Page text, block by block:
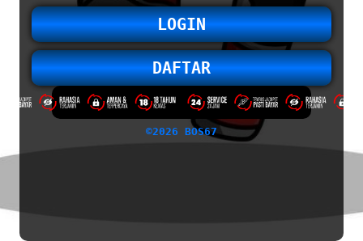
LOGIN
DAFTAR
©2026 BOS67